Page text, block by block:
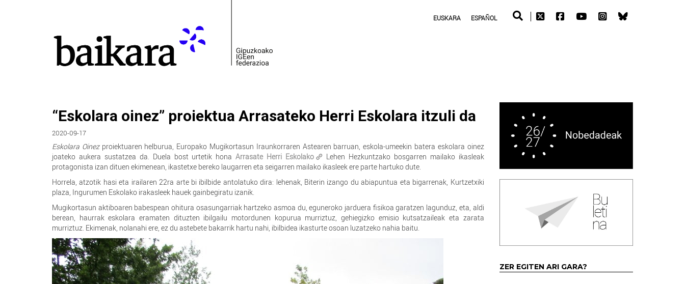
EUSKARA ESPAÑOL
“Eskolara oinez” proiektua Arrasateko Herri Eskolara itzuli da
2020-09-17
Eskolara Oinezproiektuaren helburua, Europako Mugikortasun Iraunkorraren Astearen barruan, eskola-umeekin batera eskolara oinez
joateko aukera sustatzea da. Duela bost urtetik honaArrasate Herri Eskolako
Lehen Hezkuntzako bosgarren mailako ikasleak
protagonista izan dituen ekimenean, ikastetxe bereko laugarren eta seigarren mailako ikasleek ere parte hartuko dute.
Horrela, atzotik hasi eta irailaren 22ra arte bi ibilbide antolatuko dira: lehenak, Biterin izango du abiapuntua eta bigarrenak, Kurtzetxiki
plaza, Ingurumen Eskolako irakasleek hauek gainbegiratu izanik.
Mugikortasun aktiboaren babespean ohitura osasungarriak hartzeko asmoa du, eguneroko jarduera fisikoa garatzen lagunduz, eta, aldi
berean, haurrak eskolara eramaten dituzten ibilgailu motordunen kopurua murriztuz, gehiegizko emisio kutsatzaileak eta zarata
murriztuz. Ekimenak, nolanahi ere, ez du astebete bakarrik hartu nahi, ibilbidea ikasturte osoan luzatzeko nahia baitu.
ZER EGITEN ARI GARA?